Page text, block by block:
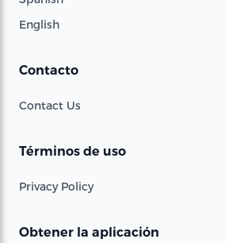
English
Contacto
Contact Us
Términos de uso
Privacy Policy
Obtener la aplicación